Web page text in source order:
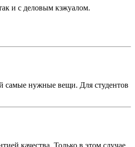
и с деловым кэжуалом.
самые нужные вещи. Для студентов
качества. Только в этом случае